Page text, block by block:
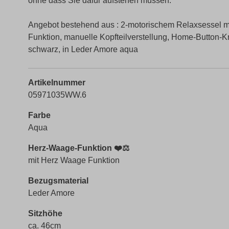
Angebot bestehend aus : 2-motorischem Relaxsessel
Funktion, manuelle Kopfteilverstellung, Home-Button-
schwarz, in Leder Amore aqua
Artikelnummer
05971035WW.6
Farbe
Aqua
Herz-Waage-Funktion ❤️⚖️
mit Herz Waage Funktion
Bezugsmaterial
Leder Amore
Sitzhöhe
ca. 46cm